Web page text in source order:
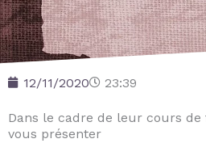
12/11/2020 23:39
Dans le cadre de leur cours
vous présenter